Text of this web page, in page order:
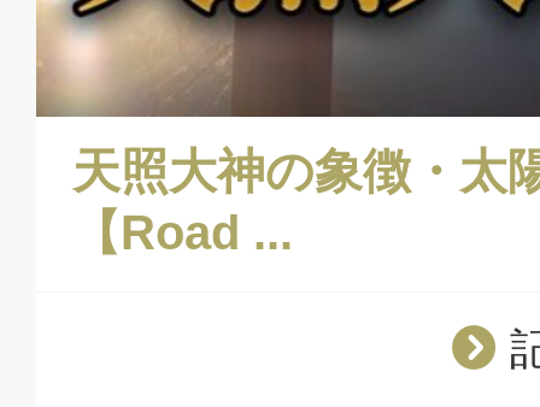
天照大神の象徴・太
【Road ...